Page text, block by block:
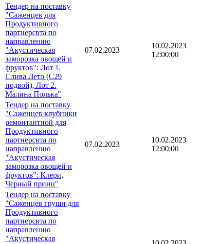
Тендер на поставку
"Саженцев для
Продуктивного
партнерсвта по
направлению
"Акустическая
заморозка овощей и
фруктов": Лот 1.
Слива Лето (С29
подвой), Лот 2.
Малина Полька"
07.02.2023
10.02.2023
12:00:00
Тендер на поставку
"Саженцев клубники
ремонтантной для
Продуктивного
партнерсвта по
направлению
"Акустическая
заморозка овощей и
фруктов": Клери,
Черный принц"
07.02.2023
10.02.2023
12:00:00
Тендер на поставку
"Саженцев груши для
Продуктивного
партнерсвта по
направлению
"Акустическая